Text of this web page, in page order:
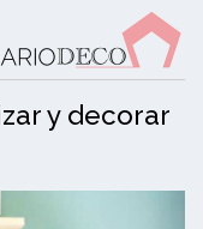
y decorar